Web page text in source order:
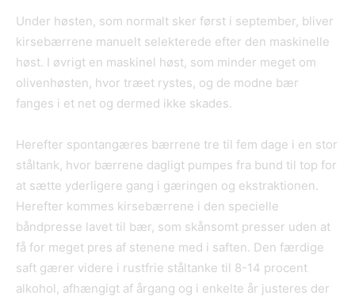
Under høsten, som normalt sker først i september, bliver
kirsebærrene manuelt selekterede efter den maskinelle
høst. I øvrigt en maskinel høst, som minder meget om
olivenhøsten, hvor træet rystes, og de modne bær
fanges i et net og dermed ikke skades.
Herefter spontangæres bærrene tre til fem dage i en stor
ståltank, hvor bærrene dagligt pumpes fra bund til top for
at sætte yderligere gang i gæringen og ekstraktionen.
Herefter kommes kirsebærrene i den specielle
båndpresse lavet til bær, som skånsomt presser uden at
få for meget pres af stenene med i saften. Den færdige
saft gærer videre i rustfrie ståltanke til 8-14 procent
alkohol, afhængigt af årgang og i enkelte år justeres der